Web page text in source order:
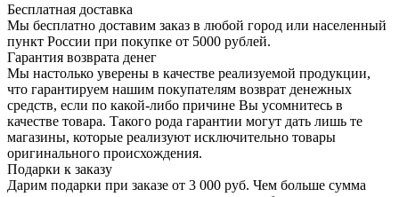
Бесплатная доставка
Мы бесплатно доставим заказ в любой город или населенный
пункт России при покупке от 5000 рублей.
Гарантия возврата денег
Мы настолько уверены в качестве реализуемой продукции,
что гарантируем нашим покупателям возврат денежных
средств, если по какой-либо причине Вы усомнитесь в
качестве товара. Такого рода гарантии могут дать лишь те
магазины, которые реализуют исключительно товары
оригинального происхождения.
Подарки к заказу
Дарим подарки при заказе от 3 000 руб. Чем больше сумма